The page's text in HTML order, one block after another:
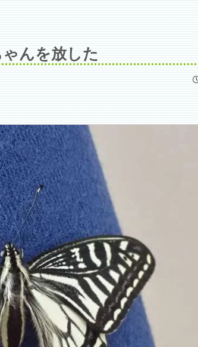
んを放した